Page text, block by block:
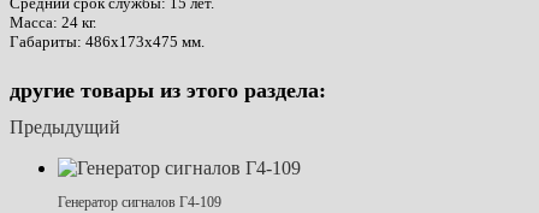
Масса: 24 кг.
Габариты: 486х173х475 мм.
другие товары из этого раздела:
Предыдущий
Генератор сигналов Г4-109